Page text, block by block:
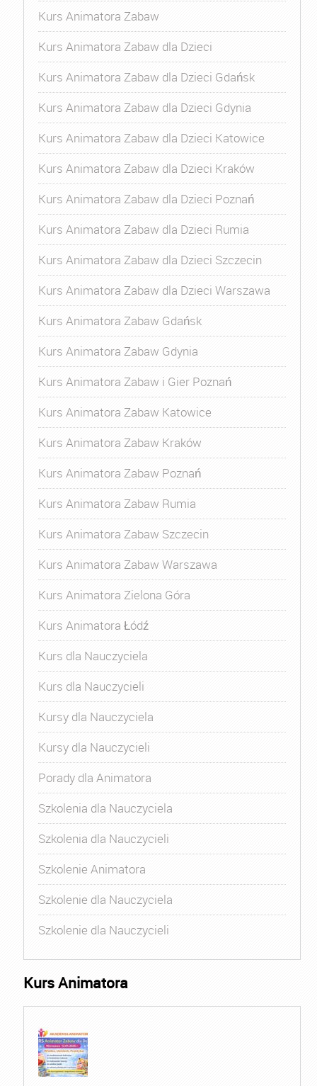
Kurs Animatora Zabaw
Kurs Animatora Zabaw dla Dzieci
Kurs Animatora Zabaw dla Dzieci Gdańsk
Kurs Animatora Zabaw dla Dzieci Gdynia
Kurs Animatora Zabaw dla Dzieci Katowice
Kurs Animatora Zabaw dla Dzieci Kraków
Kurs Animatora Zabaw dla Dzieci Poznań
Kurs Animatora Zabaw dla Dzieci Rumia
Kurs Animatora Zabaw dla Dzieci Szczecin
Kurs Animatora Zabaw dla Dzieci Warszawa
Kurs Animatora Zabaw Gdańsk
Kurs Animatora Zabaw Gdynia
Kurs Animatora Zabaw i Gier Poznań
Kurs Animatora Zabaw Katowice
Kurs Animatora Zabaw Kraków
Kurs Animatora Zabaw Poznań
Kurs Animatora Zabaw Rumia
Kurs Animatora Zabaw Szczecin
Kurs Animatora Zabaw Warszawa
Kurs Animatora Zielona Góra
Kurs Animatora Łódź
Kurs dla Nauczyciela
Kurs dla Nauczycieli
Kursy dla Nauczyciela
Kursy dla Nauczycieli
Porady dla Animatora
Szkolenia dla Nauczyciela
Szkolenia dla Nauczycieli
Szkolenie Animatora
Szkolenie dla Nauczyciela
Szkolenie dla Nauczycieli
Kurs Animatora